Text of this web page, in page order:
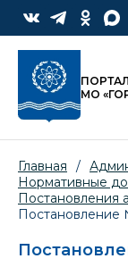
МО
Главная /
Нормативные
Постановления
Постановление